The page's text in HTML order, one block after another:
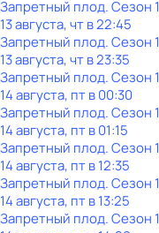
Запретный плод. Сезон 1
13 августа, чт в 22:45
Запретный плод. Сезон 1
13 августа, чт в 23:35
Запретный плод. Сезон 1
14 августа, пт в 00:30
Запретный плод. Сезон 1
14 августа, пт в 01:15
Запретный плод. Сезон 1
14 августа, пт в 12:35
Запретный плод. Сезон 1
14 августа, пт в 13:25
Запретный плод. Сезон 1